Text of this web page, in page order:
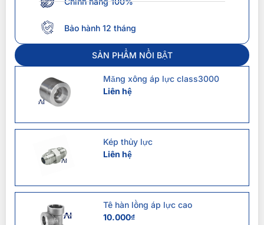
Bảo hành 12 tháng
SẢN PHẨM NỔI BẬT
Măng xông áp lực class3000
Liên hệ
Kép thủy lực
Liên hệ
Tê hàn lồng áp lực cao
10.000₫